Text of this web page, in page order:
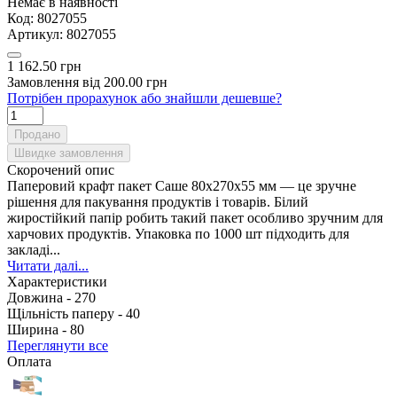
Код: 8027055
Артикул: 8027055
1 162.50 грн
Замовлення від 200.00 грн
Потрібен прорахунок або знайшли дешевше?
Продано
Швидке замовлення
Скорочений опис
Паперовий крафт пакет Саше 80х270х55 мм — це зручне
рішення для пакування продуктів і товарів. Білий
жиростійкий папір робить такий пакет особливо зручним для
харчових продуктів. Упаковка по 1000 шт підходить для
закладі...
Читати далі...
Характеристики
Довжина - 270
Щільність паперу - 40
Ширина - 80
Переглянути все
Оплата